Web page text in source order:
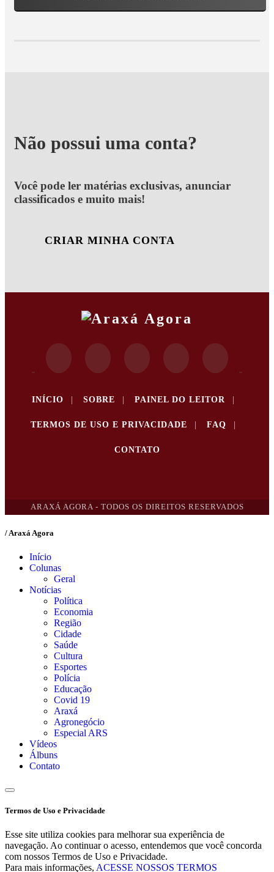
Não possui uma conta?
Você pode ler matérias exclusivas, anunciar
classificados e muito mais!
CRIAR MINHA CONTA
INÍCIO | SOBRE | PAINEL DO LEITOR |
TERMOS DE USO E PRIVACIDADE | FAQ |
CONTATO
ARAXÁ AGORA - TODOS OS DIREITOS RESERVADOS
/ Araxá Agora
Início
Colunas
Geral
Notícias
Política
Economia
Região
Cidade
Saúde
Cultura
Esportes
Polícia
Educação
Covid 19
Araxá
Agronegócio
Especial ARS
Vídeos
Álbuns
Contato
Termos de Uso e Privacidade
Esse site utiliza cookies para melhorar sua experiência de
navegação. Ao continuar o acesso, entendemos que você concorda
com nossos Termos de Uso e Privacidade.
Para mais informações, ACESSE NOSSOS TERMOS